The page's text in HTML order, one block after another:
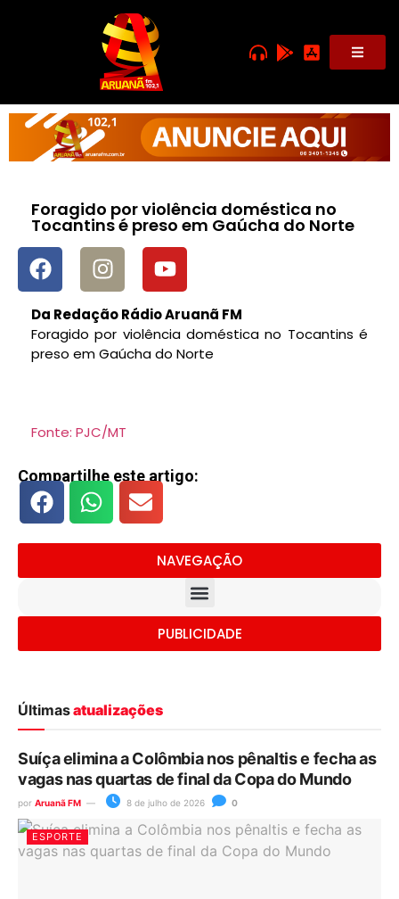
Foragido por violência doméstica no
Tocantins é preso em Gaúcha do Norte
Da Redação Rádio Aruanã FM
Foragido por violência doméstica no Tocantins é
preso em Gaúcha do Norte
Fonte: PJC/MT
Compartilhe este artigo:
NAVEGAÇÃO
PUBLICIDADE
Últimasatualizações
Suíça elimina a Colômbia nos pênaltis e fecha as
vagas nas quartas de final da Copa do Mundo
por Aruanã FM 8 de julho de 2026 0
ESPORTE